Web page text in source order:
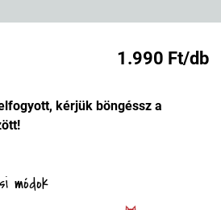
1.990 Ft/db
kérjük böngéssz a
módok